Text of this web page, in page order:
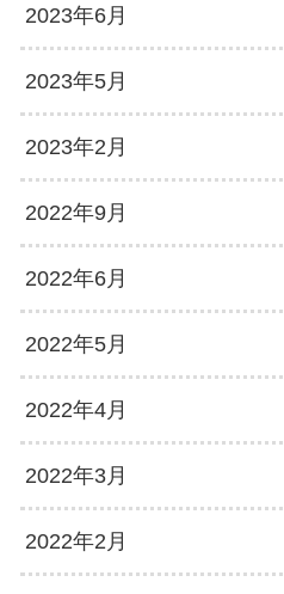
2023年6月
2023年5月
2023年2月
2022年9月
2022年6月
2022年5月
2022年4月
2022年3月
2022年2月